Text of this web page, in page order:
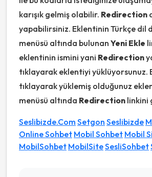
karışık gelmiş olabilir. Redirection
yapabilirsiniz. Eklentinin Türkçe dil
menüsü altında bulunan Yeni Ekle
eklentinin ismini yani Redirection
tıklayarak eklentiyi
tıklayarak yüklemiş olduğunuz
menüsü altında Redirection linkini
Seslibizde.Com Setgon Seslibizde
Online Sohbet Mobil Sohbet Mobil
MobilSohbet MobilSiteSesliSohbet